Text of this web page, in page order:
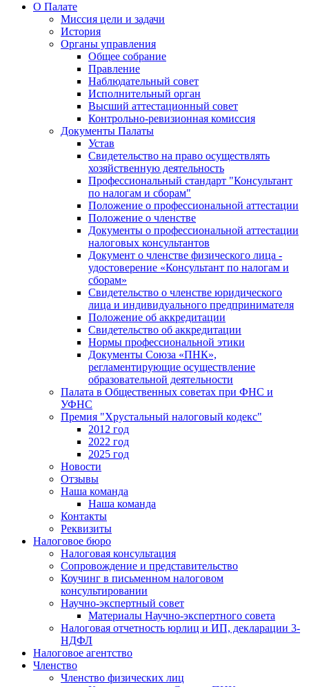
О Палате
Миссия цели и задачи
История
Органы управления
Общее собрание
Правление
Наблюдательный совет
Исполнительный орган
Высший аттестационный совет
Контрольно-ревизионная комиссия
Документы Палаты
Устав
Свидетельство на право осуществлять
хозяйственную деятельность
Профессиональный стандарт "Консультант
по налогам и сборам"
Положение о профессиональной аттестации
Положение о членстве
Документы о профессиональной аттестации
налоговых консультантов
Документ о членстве физического лица -
удостоверение «Консультант по налогам и
сборам»
Свидетельство о членстве юридического
лица и индивидуального предпринимателя
Положение об аккредитации
Свидетельство об аккредитации
Нормы профессиональной этики
Документы Союза «ПНК»,
регламентирующие осуществление
образовательной деятельности
Палата в Общественных советах при ФНС и
УФНС
Премия "Хрустальный налоговый кодекс"
2012 год
2022 год
2025 год
Новости
Отзывы
Наша команда
Наша команда
Контакты
Реквизиты
Налоговое бюро
Налоговая консультация
Cопровождение и представительство
Коучинг в письменном налоговом
консультировании
Научно-экспертный совет
Материалы Научно-экспертного совета
Налоговая отчетность юрлиц и ИП, декларации 3-
НДФЛ
Налоговое агентство
Членство
Членство физических лиц